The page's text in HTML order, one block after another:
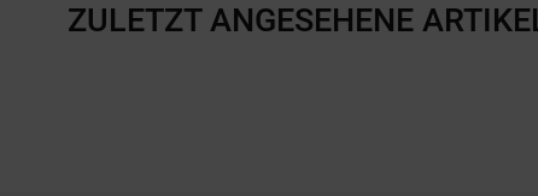
ZULETZT ANGESEHENE